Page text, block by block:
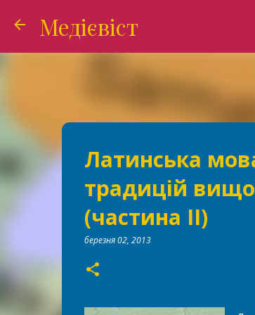
Медієвіст
Латинська
традицій
(частина ІІ)
березня 02, 2013